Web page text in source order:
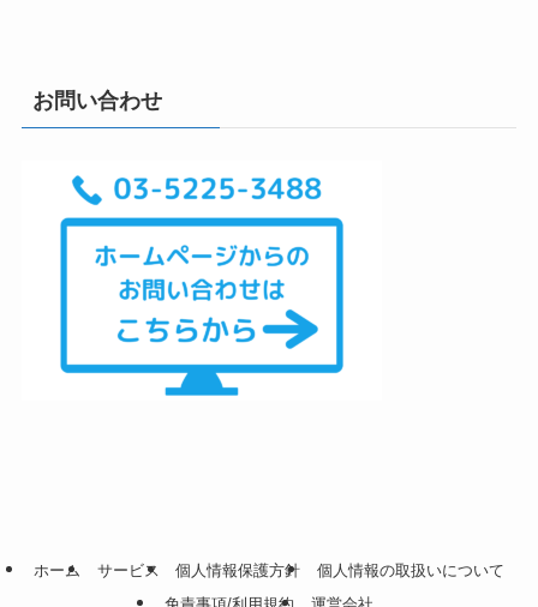
お問い合わせ
ホーム サービス 個人情報保護方針
個人情報の取扱いについて